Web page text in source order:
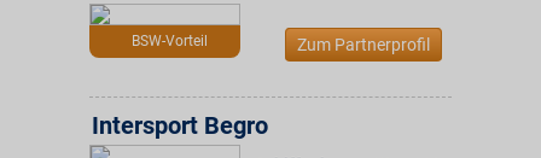
BSW-Vorteil Zum Partnerprofil
Intersport Begro